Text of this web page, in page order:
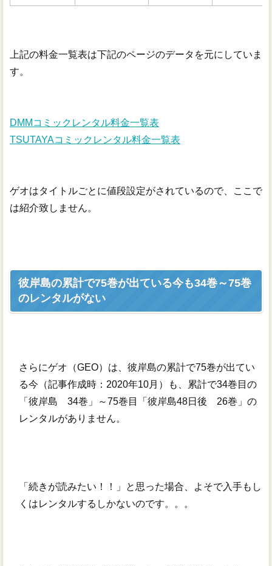
上記の料金一覧表は下記のページのデータを元にしていま
す。
DMMコミックレンタル料金一覧表
TSUTAYAコミックレンタル料金一覧表
ゲオはタイトルごとに値段設定がされているので、ここで
は紹介致しません。
彼岸島の累計で75巻が出ている今も34巻～75巻
のレンタルがない
さらにゲオ（GEO）は、彼岸島の累計で75巻が出てい
る今（記事作成時：2020年10月）も、累計で34巻目の
「彼岸島 34巻」～75巻目「彼岸島48日後 26巻」の
レンタルがありません。
「続きが読みたい！！」と思った場合、よそで入手もし
くはレンタルするしかないのです。。。